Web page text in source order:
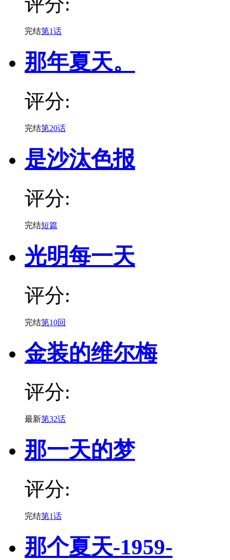
完结第1话
那年夏天。
评分:
完结第20话
是沙汰色报
评分:
完结短篇
光明每一天
评分:
完结第10回
金装的维尔梅
评分:
最新第32话
那一天的梦
评分:
完结第1话
那个夏天-1959-